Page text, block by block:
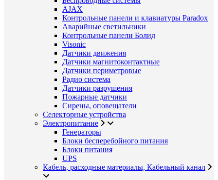
AJAX
Контрольные панели и клавиатуры Paradox
Аварийные светильники
Контрольные панели Болид
Visonic
Датчики движения
Датчики магнитоконтактные
Датчики периметровые
Радио система
Датчики разрушения
Пожарные датчики
Сирены, оповещатели
Селекторные устройства
Электропитание
Генераторы
Блоки бесперебойного питания
Блоки питания
UPS
Кабель, расходные материалы, Кабельный канал